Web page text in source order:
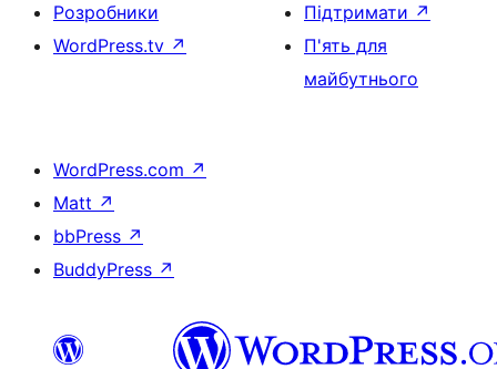
Розробники
WordPress.tv ↗
Підтримати ↗
П'ять для
майбутнього
WordPress.com ↗
Matt ↗
bbPress ↗
BuddyPress ↗